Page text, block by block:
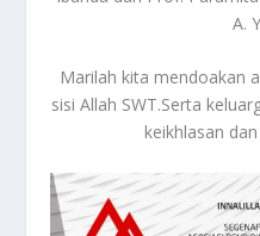
A.
Marilah kita mendoakan
sisi Allah SWT.Serta
keikhlasan